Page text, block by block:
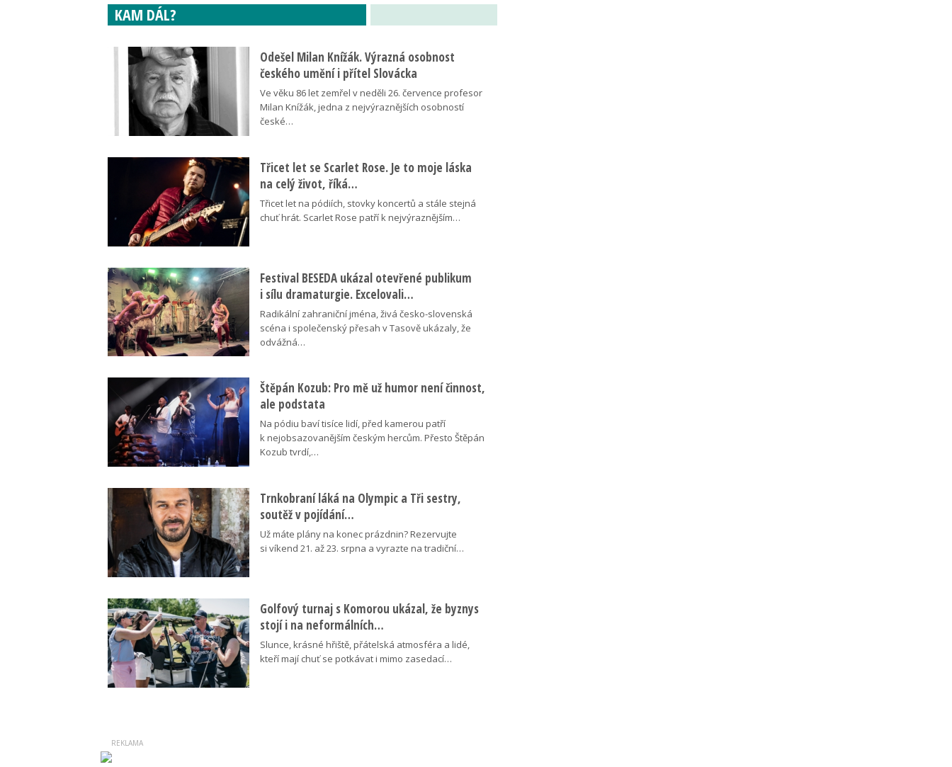
KAM DÁL?
Odešel Milan Knížák. Výrazná osobnost
českého umění i přítel Slovácka
Ve věku 86 let zemřel v neděli 26. července profesor
Milan Knížák, jedna z nejvýraznějších osobností
české…
Třicet let se Scarlet Rose. Je to moje láska
na celý život, říká…
Třicet let na pódiích, stovky koncertů a stále stejná
chuť hrát. Scarlet Rose patří k nejvýraznějším…
Festival BESEDA ukázal otevřené publikum
i sílu dramaturgie. Excelovali…
Radikální zahraniční jména, živá česko-slovenská
scéna i společenský přesah v Tasově ukázaly, že
odvážná…
Štěpán Kozub: Pro mě už humor není činnost,
ale podstata
Na pódiu baví tisíce lidí, před kamerou patří
k nejobsazovanějším českým hercům. Přesto Štěpán
Kozub tvrdí,…
Trnkobraní láká na Olympic a Tři sestry,
soutěž v pojídání…
Už máte plány na konec prázdnin? Rezervujte
si víkend 21. až 23. srpna a vyrazte na tradiční…
Golfový turnaj s Komorou ukázal, že byznys
stojí i na neformálních…
Slunce, krásné hřiště, přátelská atmosféra a lidé,
kteří mají chuť se potkávat i mimo zasedací…